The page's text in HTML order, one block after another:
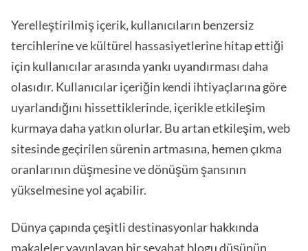
Yerelleştirilmiş içerik, kullanıcıların benzersiz
tercihlerine ve kültürel hassasiyetlerine hitap ettiği
için kullanıcılar arasında yankı uyandırması daha
olasıdır. Kullanıcılar içeriğin kendi ihtiyaçlarına göre
uyarlandığını hissettiklerinde, içerikle etkileşim
kurmaya daha yatkın olurlar. Bu artan etkileşim, web
sitesinde geçirilen sürenin artmasına, hemen çıkma
oranlarının düşmesine ve dönüşüm şansının
yükselmesine yol açabilir.
Dünya çapında çeşitli destinasyonlar hakkında
makaleler yayınlayan bir seyahat blogu düşünün.